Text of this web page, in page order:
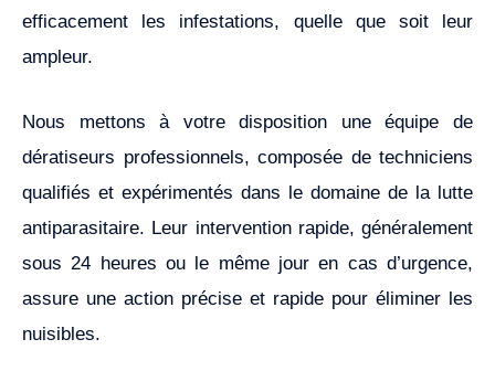
efficacement les infestations, quelle que soit leur
ampleur.
Nous mettons à votre disposition une équipe de
dératiseurs professionnels, composée de techniciens
qualifiés et expérimentés dans le domaine de la lutte
antiparasitaire. Leur intervention rapide, généralement
sous 24 heures ou le même jour en cas d’urgence,
assure une action précise et rapide pour éliminer les
nuisibles.